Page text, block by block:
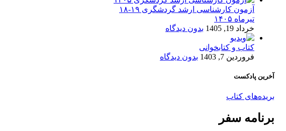
بریده‌های کتاب
برنامه سفر
آزمون کارشناسی ارشد گردشگری ۱۹-۱۸
تیرماه ۱۴۰۵
خرداد 19, 1405
بدون دیدگاه
کتاب و کتابخوانی
فروردین 7, 1403
بدون دیدگاه
آخرین پادکست